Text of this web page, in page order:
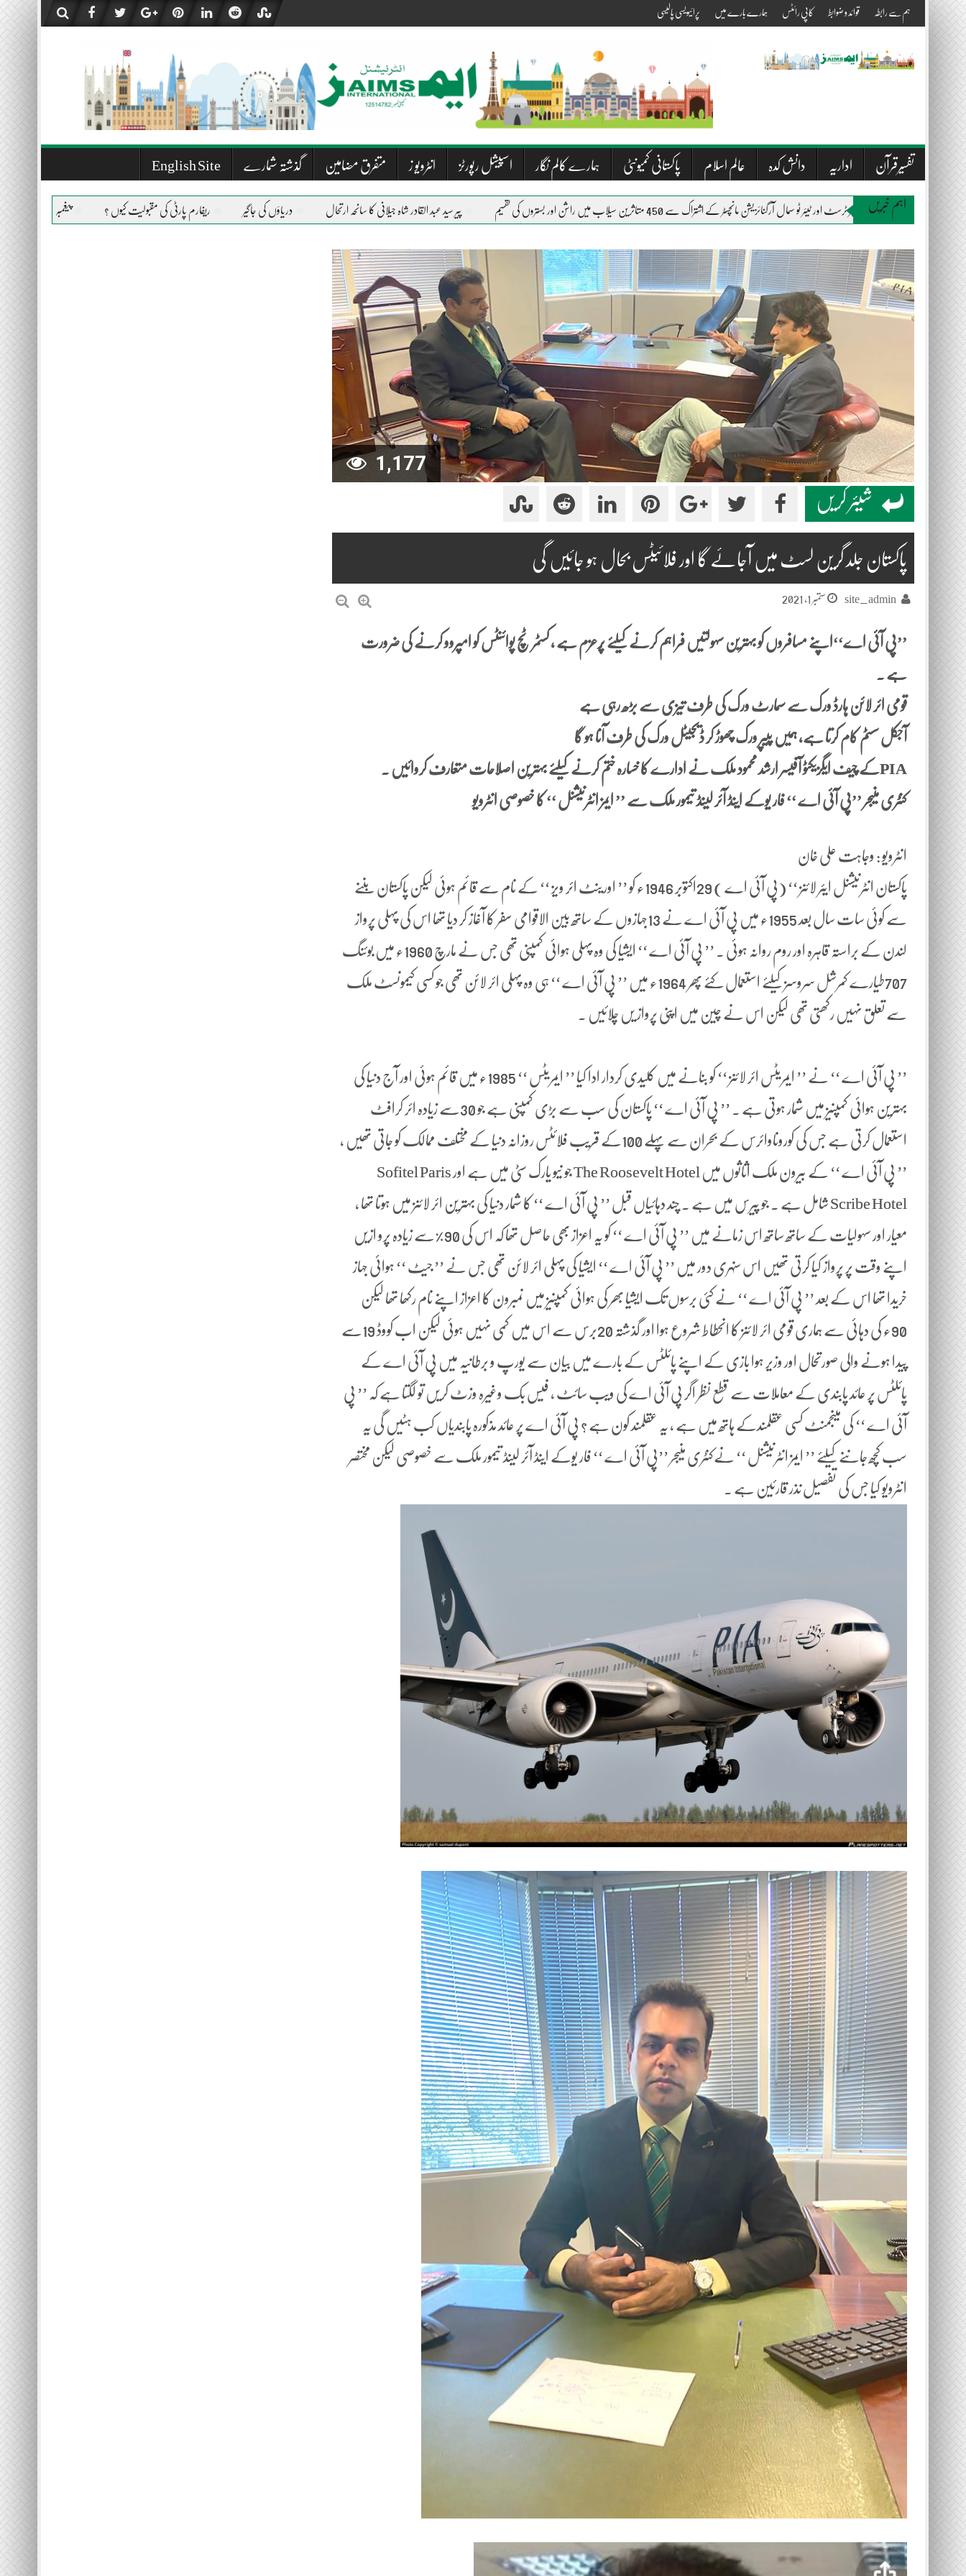
content
ہم سے رابطہ قوائد و ضوابط کاپی رائٹس ہمارے بارے میں پرائیویسی پالیسی
تفسیرقرآن اداریہ دانش کدہ عالم اسلام پاکستانی کمیونٹی ہمارے کالم نگار اسپیشل رپورٹز انٹرویو ز متفرق مضامین گذشتہ شمارے English Site
اہم خبریں
المصطفیٰ ویلفیئر ٹرسٹ اور ٹیئر ٹو سمال آرگنائزیشن مانچسٹر کے اشتراک سے 450 متاثرین سیلاب میں راشن اور بستروں کی تقسیم پیر سید عبد القادر شاہ جیلانی کا سانحہ ارتحال دریاؤں کی جاگیر ریفارم پارٹی کی مقبولیت کیوں ؟ پیغمبر اسلام صلی اللہ علیہ وسلم کی
1,177
شیئر کریں
پاکستان جلد گرین لسٹ میں آجائے گا اور فلائیٹس بحال ہو جائیں گی
site_admin ستمبر 1, 2021
’’پی آئی اے‘‘اپنے مسافروں کو بہترین سہولتیں فراہم کرنے کیلئے پُرعزم ہے ، کسٹمر ٹچ پوائنٹس کو امپروو کرنے کی ضرورت
ہے ۔
قومی ائر لائن ہارڈ ورک سے سمارٹ ورک کی طرف تیزی سے بڑھ رہی ہے
آجکل سسٹم کام کرتا ہے، ہمیں پیپر ورک چھوڑ کر ڈیجیٹل ورک کی طرف آنا ہو گا
PIAکے چیف ایگزیکٹو آفیسر ارشد محمود ملک نے ادارے کا خسارہ ختم کرنے کیلئے بہترین اصلاحات متعارف کروائیں ۔
کنٹری منیجر ’’پی آئی اے ‘‘ فار یوکے اینڈ آئر لینڈ تیمور ملک سے ’’ ایمز انٹرنیشنل ‘‘ کا خصوصی انٹرویو
انٹرویو : وجاہت علی خان
پاکستان انٹرنیشنل ایئر لائنز ‘‘ (پی آئی اے ) 29اکتوبر 1946ء کو ’’ اورینٹ ائر ویز ‘‘ کے نام سے قائم ہوئی لیکن پاکستان بننے
سے کوئی سات سال بعد 1955ء میں پی آئی اے نے 13جہازوں کے ساتھ بین الاقوامی سفر کا آغاز کر دیا تھا اس کی پہلی پرواز
لندن کے براستہ قاہرہ اور روم روانہ ہوئی ۔ ’’ پی آئی اے ‘‘ ایشیا کی وہ پہلی ہوائی کمپنی تھی جس نے مارچ 1960ء میں بوئنگ
707طیارے کمرشل سروسز کیلئے استعمال کئے پھر 1964ء میں ’’ پی آئی اے ‘‘ ہی وہ پہلی ائر لائن تھی جو کسی کیمونسٹ ملک
سے تعلق نہیں رکھتی تھی لیکن اس نے چین میں اپنی پرواز یں چلائیں ۔
’’ پی آئی اے ‘‘ نے ’’ ایمریٹس ائر لائنز ‘‘ کو بنانے میں کلیدی کردار ادا کیا ’’ ایمریٹس ‘‘ 1985ء میں قائم ہوئی اور آج دنیا کی
بہترین ہوائی کمپنیز میں شمار ہوتی ہے ۔ ’’ پی آئی اے ‘‘ پاکستان کی سب سے بڑی کمپنی ہے جو 30سے زیادہ ائر کرافٹ
استعمال کرتی ہے جس کی کوروناوائرس کے بحران سے پہلے 100کے قریب فلائٹس روزانہ دنیا کے مختلف ممالک کو جاتی تھیں ،
’’ پی آئی اے ‘‘ کے بیرون ملک اثاثوں میں The Roosevelt Hotel جو نیو یارک سٹی میں ہے اور Sofitel Paris
Scribe Hotel شامل ہے ۔ جو پیرس میں ہے ۔ چند دہائیاں قبل ’’ پی آئی اے ‘‘ کا شمار دنیا کی بہترین ائر لائنز میں ہوتا تھا ،
معیار اور سہولیات کے ساتھ ساتھ اس زمانے میں ’’ پی آئی اے ‘‘ کو یہ اعزاز بھی حاصل تھا کہ اس کی 90%سے زیادہ پرو ازیں
اپنے وقت پر پرواز کیا کرتی تھیں اس سنہری دور میں ’’ پی آئی اے ‘‘ ایشیا کی پہلی ائر لائن تھی جس نے ’’ جیٹ ‘‘ ہوائی جہاز
خریدا تھا اس کے بعد ’’ پی آئی اے ‘‘ نے کئی برسوں تک ایشیا بھر کی ہوائی کمپنیز میں نمبرون کا اعزاز اپنے نام رکھا تھا لیکن
90ء کی دہائی سے ہماری قومی ائر لائنز کا انحطاط شروع ہوا اور گذشتہ 20برس سے اس میں کمی نہیں ہوئی لیکن اب کووڈ 19سے
پیدا ہونے والی صورتحال اور وزیر ہوا بازی کے اپنے پائلٹس کے بارے میں بیان سے یورپ و برطانیہ میں پی آئی اے کے
پائلٹس پر عائد پابندی کے معاملات سے قطع نظر اگر پی آئی اے کی ویب سائٹ ، فیس بک وغیرہ وزٹ کریں تو لگتا ہے کہ ’’ پی
آئی اے ‘‘ کی مینجمنٹ کسی عقلمندکے ہاتھ میں ہے ، یہ عقلمند کون ہے ؟ پی آئی اے پر عائد مذکورہ پابندیاں کب ہٹیں گی یہ
سب کچھ جاننے کیلئے ’’ ایمز انٹرنیشنل ‘‘ نےکنٹری منیجر ’’پی آئی اے ‘‘ فار یوکے اینڈ آئر لینڈ تیمور ملک سے خصوصی لیکن مختصر
انٹرویو کیا جس کی تفصیل نذر قارئین ہے ۔